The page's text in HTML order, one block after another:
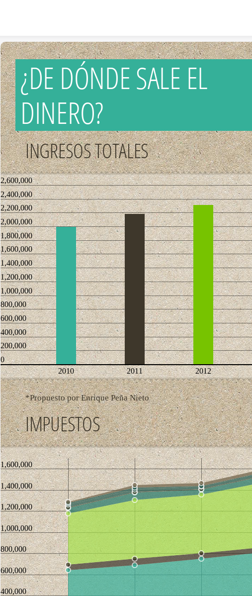
¿DE DÓNDE SALE EL
DINERO?
INGRESOS TOTALES
2,600,000
2,400,000
2,200,000
2,000,000
1,800,000
1,600,000
1,400,000
1,200,000
1,000,000
800,000
600,000
400,000
200,000
0
2010
2011 2012
*Propuesto por Enrique Peña Nieto
IMPUESTOS
400,000
600,000
800,000
1,000,000
1,200,000
1,400,000
1,600,000